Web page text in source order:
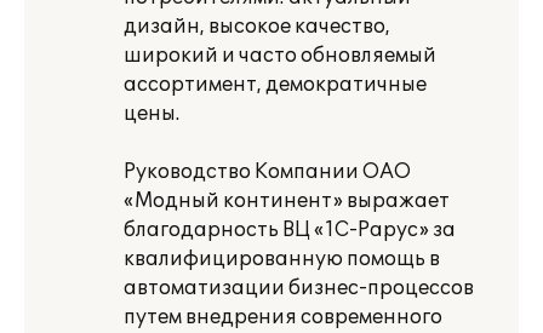
дизайн, высокое качество,
широкий и часто обновляемый
ассортимент, демократичные
цены.
Руководство Компании ОАО
«Модный континент» выражает
благодарность ВЦ «1С-Рарус» за
квалифицированную помощь в
автоматизации бизнес-процессов
путем внедрения современного